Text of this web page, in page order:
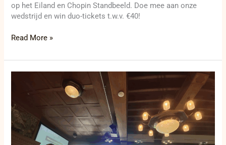
op het Eiland en Chopin Standbeeld. Doe mee aan onze
wedstrijd en win duo-tickets t.w.v. €40!
Read More »
Haag
pakken
de
leiding: